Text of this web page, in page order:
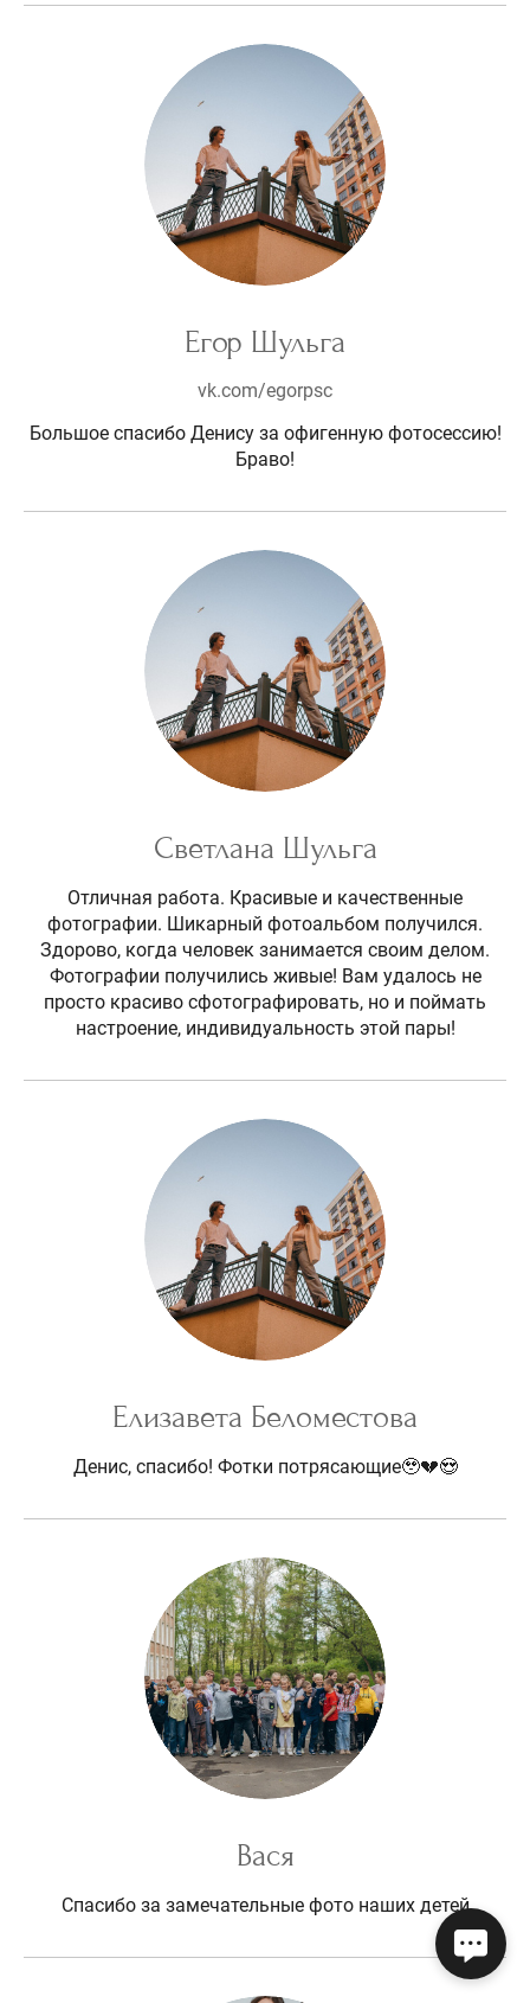
Егор Шульга
vk.com/egorpsc
Большое спасибо Денису за офигенную фотосессию!
Браво!
Светлана Шульга
Отличная работа. Красивые и качественные
фотографии. Шикарный фотоальбом получился.
Здорово, когда человек занимается своим делом.
Фотографии получились живые! Вам удалось не
просто красиво сфотографировать, но и поймать
настроение, индивидуальность этой пары!
Елизавета Беломестова
Денис, спасибо! Фотки потрясающие🥹💔😍
Вася
Спасибо за замечательные фото наших детей